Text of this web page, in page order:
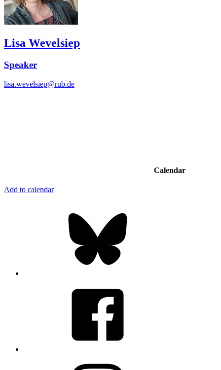
Lisa Wevelsiep
Speaker
lisa.wevelsiep@rub.de
Calendar
Add to calendar